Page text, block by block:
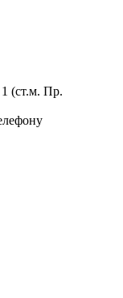
(ст.м. Пр.